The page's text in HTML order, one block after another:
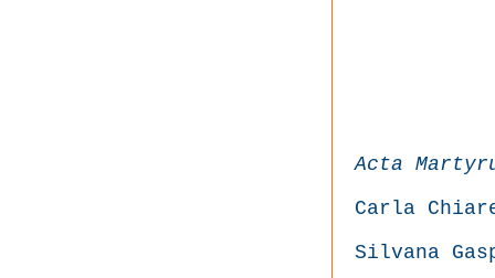
Acta
Carla
Silvana